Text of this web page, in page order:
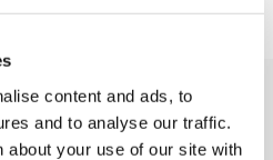
content and ads, to
and to analyse our traffic.
about your use of our site with